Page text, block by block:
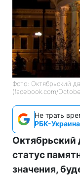
Фото: Октябрьский
(facebook.com/
Не трать
РБК-
статус
значения,